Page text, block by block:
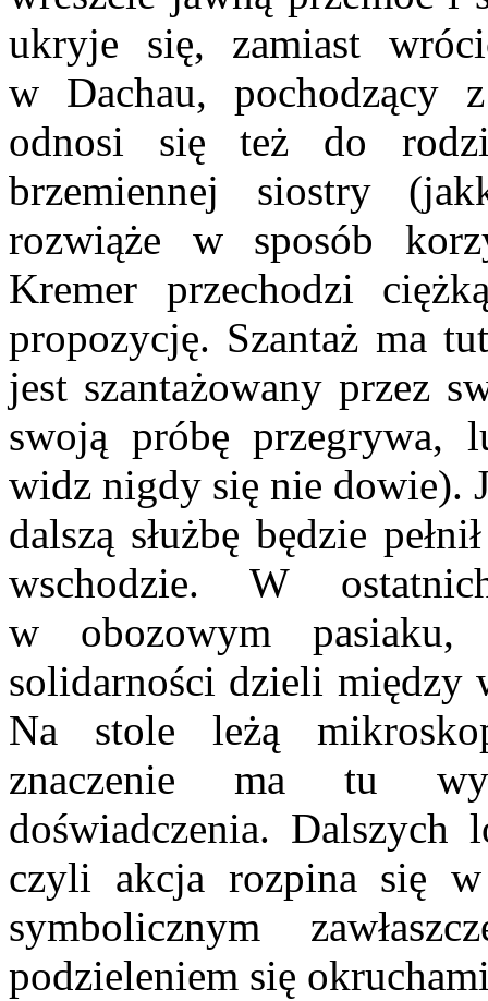
ukryje się, zamiast
w Dachau, pochodzący
odnosi się też do
brzemiennej siostry
rozwiąże w sposób
Kremer przechodzi
propozycję. Szantaż ma
jest szantażowany przez
swoją próbę przegrywa,
widz nigdy się nie dowie).
dalszą służbę będzie
wschodzie. W
w obozowym
solidarności dzieli między
Na stole leżą
znaczenie ma tu
doświadczenia. Dalszych
czyli akcja rozpina się
symbolicznym
podzieleniem się